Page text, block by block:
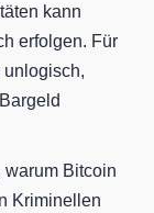
kann
erfolgen. Für
unlogisch,
Bitcoin
Kriminellen